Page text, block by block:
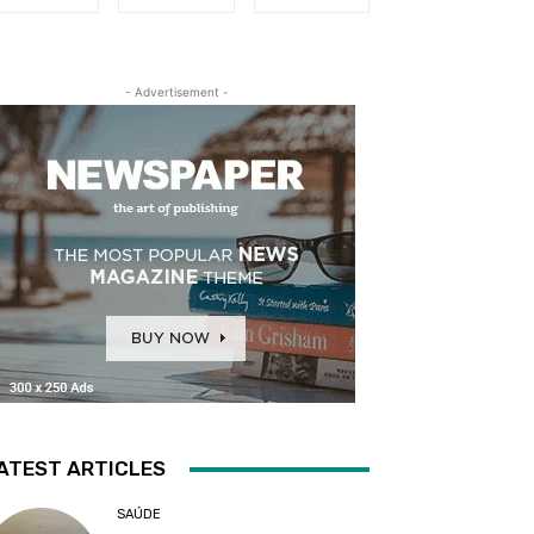
- Advertisement -
ARTICLES
SAÚDE